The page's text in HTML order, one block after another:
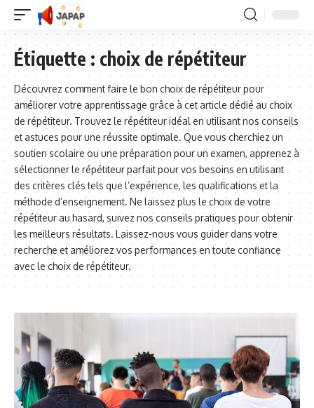
Étiquette :choix de répétiteur
Découvrez comment faire le bon choix de répétiteur pour
améliorer votre apprentissage grâce à cet article dédié au choix
de répétiteur. Trouvez le répétiteur idéal en utilisant nos conseils
et astuces pour une réussite optimale. Que vous cherchiez un
soutien scolaire ou une préparation pour un examen, apprenez à
sélectionner le répétiteur parfait pour vos besoins en utilisant
des critères clés tels que l’expérience, les qualifications et la
méthode d’enseignement. Ne laissez plus le choix de votre
répétiteur au hasard, suivez nos conseils pratiques pour obtenir
les meilleurs résultats. Laissez-nous vous guider dans votre
recherche et améliorez vos performances en toute confiance
avec le choix de répétiteur.